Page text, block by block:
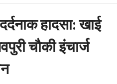
हादसा: खाई
चौकी इंचार्ज